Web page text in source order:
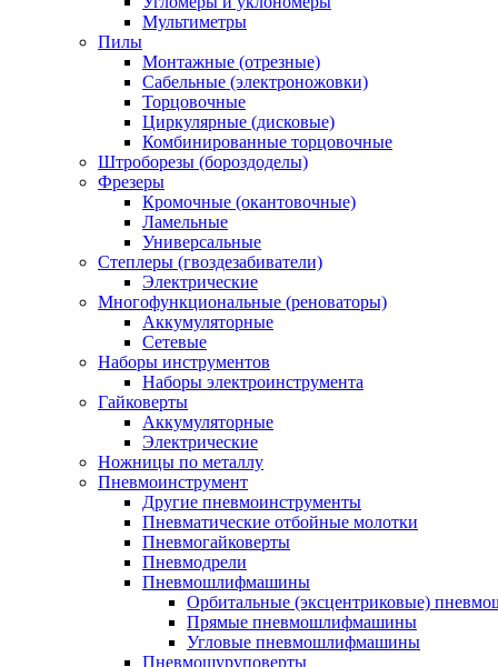
Мультиметры
Пилы
Монтажные (отрезные)
Сабельные (электроножовки)
Торцовочные
Циркулярные (дисковые)
Комбинированные торцовочные
Штроборезы (бороздоделы)
Фрезеры
Кромочные (окантовочные)
Ламельные
Универсальные
Степлеры (гвоздезабиватели)
Электрические
Многофункциональные (реноваторы)
Аккумуляторные
Сетевые
Наборы инструментов
Наборы электроинструмента
Гайковерты
Аккумуляторные
Электрические
Ножницы по металлу
Пневмоинструмент
Другие пневмоинструменты
Пневматические отбойные молотки
Пневмогайковерты
Пневмодрели
Пневмошлифмашины
Орбитальные (эксцентриковые)
Прямые пневмошлифмашины
Угловые пневмошлифмашины
Пневмошуруповерты